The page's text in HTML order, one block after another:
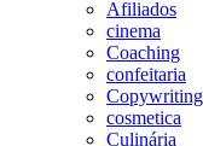
Afiliados
cinema
Coaching
confeitaria
Copywriting
cosmetica
Culinária